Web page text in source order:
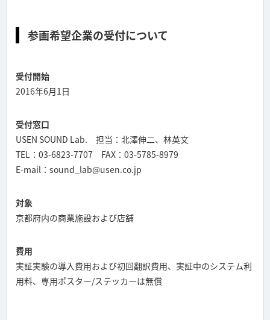
参画希望企業の受付について
受付開始
2016年6月1日
受付窓口
USEN SOUND Lab. 担当：北澤伸二、林英文
TEL：03-6823-7707 FAX：03-5785-8979
E-mail：sound_lab@usen.co.jp
対象
京都府内の商業施設および店舗
費用
実証実験の導入費用および初回翻訳費用、実証中のシステム利
用料、専用ポスター/ステッカーは無償